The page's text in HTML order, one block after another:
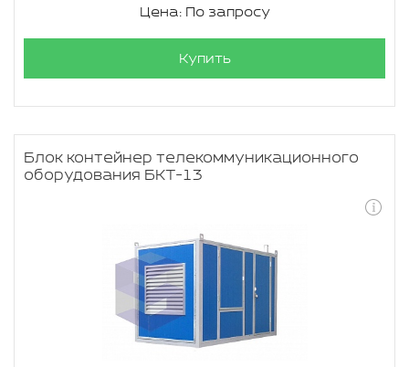
Цена: По запросу
Купить
Блок контейнер телекоммуникационного
оборудования БКТ-13